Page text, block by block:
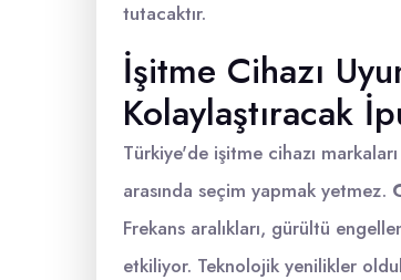
tutacaktır.
İşitme Cihazı
Kolaylaştıracak
Türkiye'de işitme cihazı
arasında seçim yapmak yetmez.
Frekans aralıkları, gürültü
etkiliyor. Teknolojik yenilikler